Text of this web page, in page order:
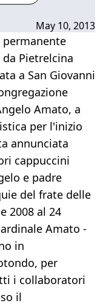
May 10, 2013
Pietrelcina
a San Giovanni
Amato, a
per l'inizio
annunciata
cappuccini
e padre
del frate delle
2008 al 24
Amato -
in
per
i collaboratori
il